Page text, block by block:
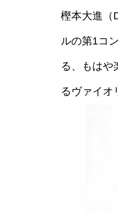
樫本大進（
ルの第1コ
る、もはや
るヴァイオ